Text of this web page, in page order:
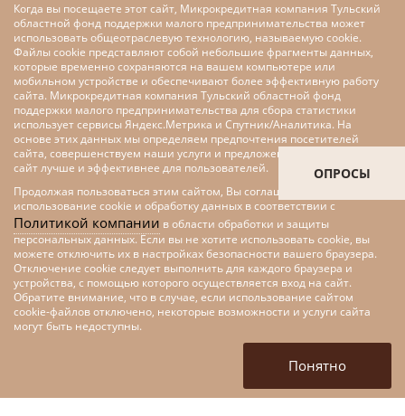
Меры поддержки малого и
среднего предпринимательства
национальной программы
«Цифровая экономика»
ОПРОСЫ
Когда вы посещаете этот сайт, Микрокредитная компания Тульский
областной фонд поддержки малого предпринимательства может
использовать общеотраслевую технологию, называемую cookie.
Файлы cookie представляют собой небольшие фрагменты данных,
которые временно сохраняются на вашем компьютере или
мобильном устройстве и обеспечивают более эффективную работу
сайта. Микрокредитная компания Тульский областной фонд
поддержки малого предпринимательства для сбора статистики
использует сервисы Яндекс.Метрика и Спутник/Аналитика. На
основе этих данных мы определяем предпочтения посетителей
сайта, совершенствуем наши услуги и предложения, делаем наш
сайт лучше и эффективнее для пользователей.
Продолжая пользоваться этим сайтом, Вы соглашаетесь на
использование cookie и обработку данных в соответствии с
Политикой компании в области обработки и защиты
персональных данных. Если вы не хотите использовать cookie, вы
можете отключить их в настройках безопасности вашего браузера.
Отключение cookie следует выполнить для каждого браузера и
устройства, с помощью которого осуществляется вход на сайт.
Обратите внимание, что в случае, если использование сайтом
cookie-файлов отключено, некоторые возможности и услуги сайта
могут быть недоступны.
Понятно